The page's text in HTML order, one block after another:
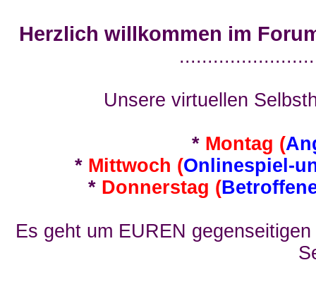
Herzlich willkommen im
Unsere virtuellen
* Montag (
* Mittwoch (Onlinespiel-
* Donnerstag (
Es geht um EUREN